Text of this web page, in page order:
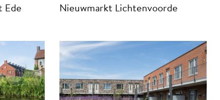
Ede Nieuwmarkt Lichtenvoorde